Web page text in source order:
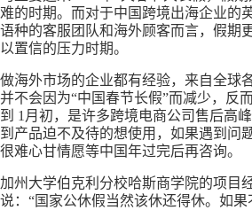
难的时期。而对于中国跨境出海企业的
语种的客服团队和海外顾客而言，假期
以置信的压力时期。
做海外市场的企业都有经验，来自全球
并不会因为“中国春节长假”而减少，反
到 1月初，是许多跨境电商公司售后高
到产品迫不及待的想使用，如果遇到问
很难心甘情愿等中国年过完后再咨询。
加州大学伯克利分校哈斯商学院的项目
说：“国家公休假当然该休还得休。如